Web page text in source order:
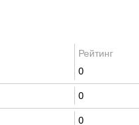
Рейтинг
0
0
0